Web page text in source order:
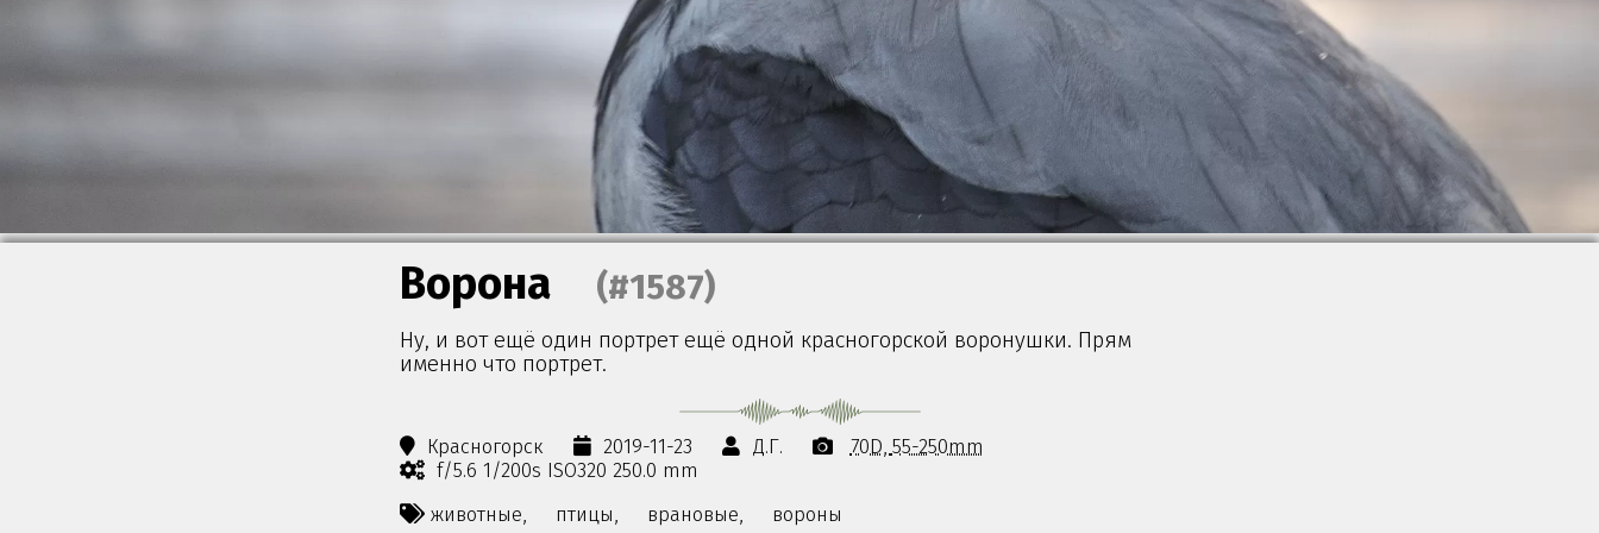
Ворона (#1587)
Ну, и вот ещё один портрет ещё одной красногорской воронушки. Прям
именно что портрет.
Красногорск 2019-11-23 Д.Г. 70D 55-250mm
f/5.6 1/200s ISO320 250.0 mm
животные,
птицы, врановые, вороны